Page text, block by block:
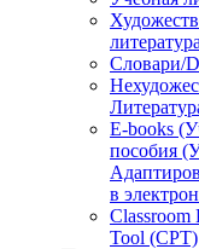
литература
Словари/
E-books
пособия
в
Classroom
Tool (CPT)